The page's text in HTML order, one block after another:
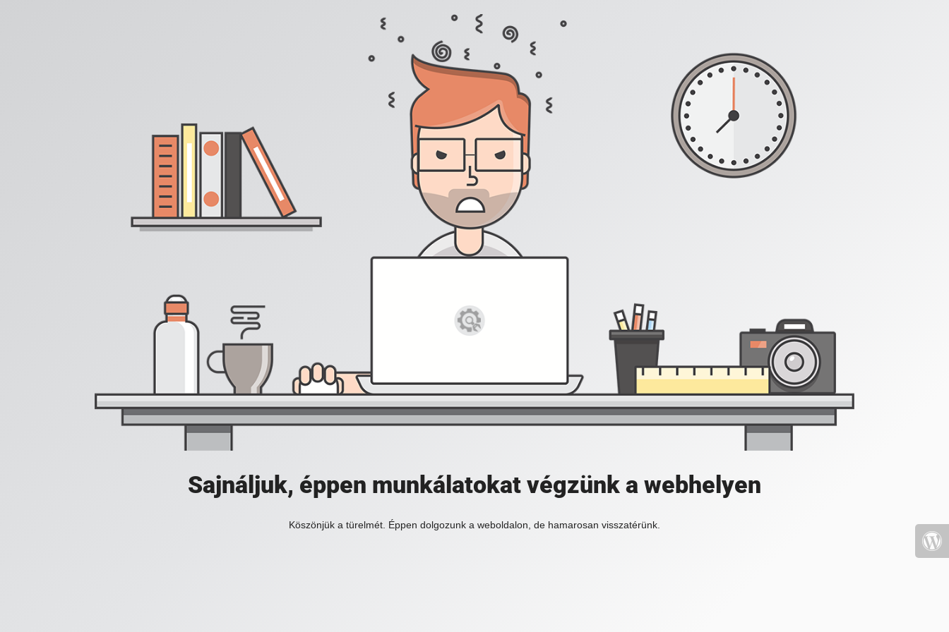
Sajnáljuk, éppen munkálatokat végzünk a webhelyen
Köszönjük a türelmét. Éppen dolgozunk a weboldalon, de hamarosan visszatérünk.